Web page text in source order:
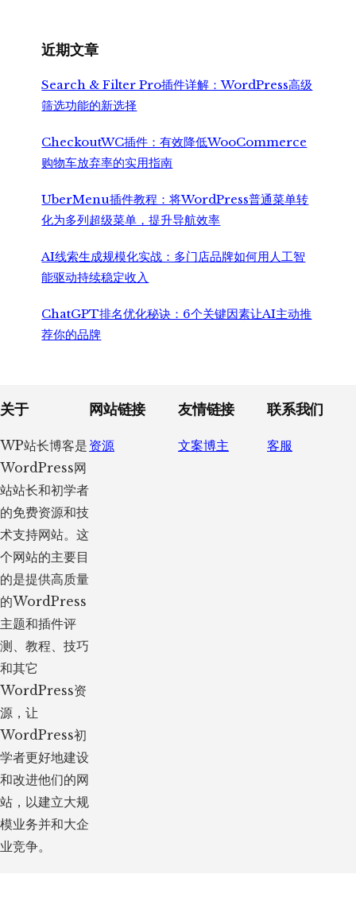
近期文章
Search & Filter Pro插件详解：WordPress高级
筛选功能的新选择
CheckoutWC插件：有效降低WooCommerce
购物车放弃率的实用指南
UberMenu插件教程：将WordPress普通菜单转
化为多列超级菜单，提升导航效率
AI线索生成规模化实战：多门店品牌如何用人工智
能驱动持续稳定收入
ChatGPT排名优化秘诀：6个关键因素让AI主动推
荐你的品牌
Footer
关于
WP站长博客是
WordPress网
站站长和初学者
的免费资源和技
术支持网站。这
个网站的主要目
的是提供高质量
的WordPress
主题和插件评
测、教程、技巧
和其它
WordPress资
源，让
WordPress初
学者更好地建设
和改进他们的网
站，以建立大规
模业务并和大企
业竞争。
网站链接
资源
友情链接
文案博主
联系我们
客服